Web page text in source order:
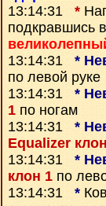
13:14:31 *
подкравшись
13:14:31 *
по левой руке
13:14:31 *
1 по ногам
13:14:31 *
Equalizer
13:14:31 *
клон 1 по
13:14:31 *